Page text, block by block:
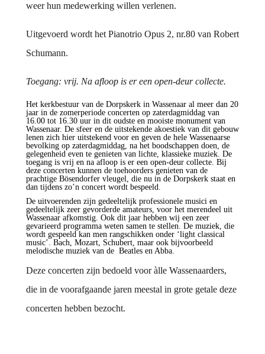
weer hun medewerking willen verlenen.
Uitgevoerd wordt het Pianotrio Opus 2, nr.80 van Robert
Schumann.
Toegang: vrij. Na afloop is er een open-deur collecte.
Het kerkbestuur van de Dorpskerk in Wassenaar al meer dan 20
jaar in de zomerperiode concerten op zaterdagmiddag van
16.00 tot 16.30 uur in dit oudste en mooiste monument van
Wassenaar. De sfeer en de uitstekende akoestiek van dit gebouw
lenen zich hier uitstekend voor en geven de hele Wassenaarse
bevolking op zaterdagmiddag, na het boodschappen doen, de
gelegenheid even te genieten van lichte, klassieke muziek. De
toegang is vrij en na afloop is er een open-deur collecte. Bij
deze concerten kunnen de toehoorders genieten van de
prachtige Bösendorfer vleugel, die nu in de Dorpskerk staat en
dan tijdens zo’n concert wordt bespeeld.
De uitvoerenden zijn gedeeltelijk professionele musici en
gedeeltelijk zeer gevorderde amateurs, voor het merendeel uit
Wassenaar afkomstig. Ook dit jaar hebben wij een zeer
gevarieerd programma weten samen te stellen. De muziek, die
wordt gespeeld kan men rangschikken onder ‘light classical
music’. Bach, Mozart, Schubert, maar ook bijvoorbeeld
melodische muziek van de Beatles en Abba.
Deze concerten zijn bedoeld voor àlle Wassenaarders,
die in de voorafgaande jaren meestal in grote getale deze
concerten hebben bezocht.